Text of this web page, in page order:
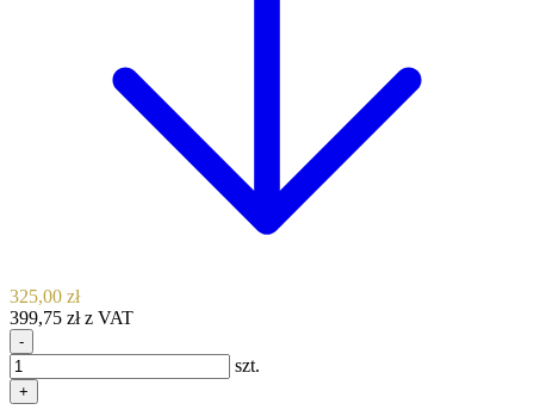
325,00 zł
399,75 zł z VAT
-
szt.
+